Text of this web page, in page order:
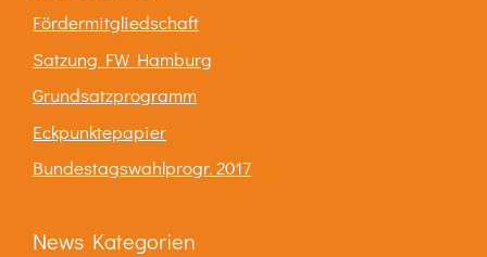
Fördermitgliedschaft
Satzung FW Hamburg
Grundsatzprogramm
Eckpunktepapier
Bundestagswahlprogr. 2017
News Kategorien